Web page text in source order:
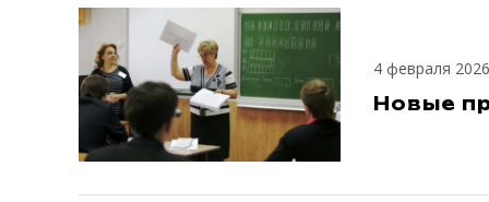
4 февраля 2026
Новые